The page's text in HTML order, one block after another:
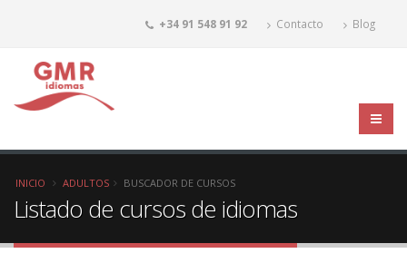
+34 91 548 91 92 Contacto Blog
INICIO ADULTOS BUSCADOR DE CURSOS
Listado de cursos de idiomas